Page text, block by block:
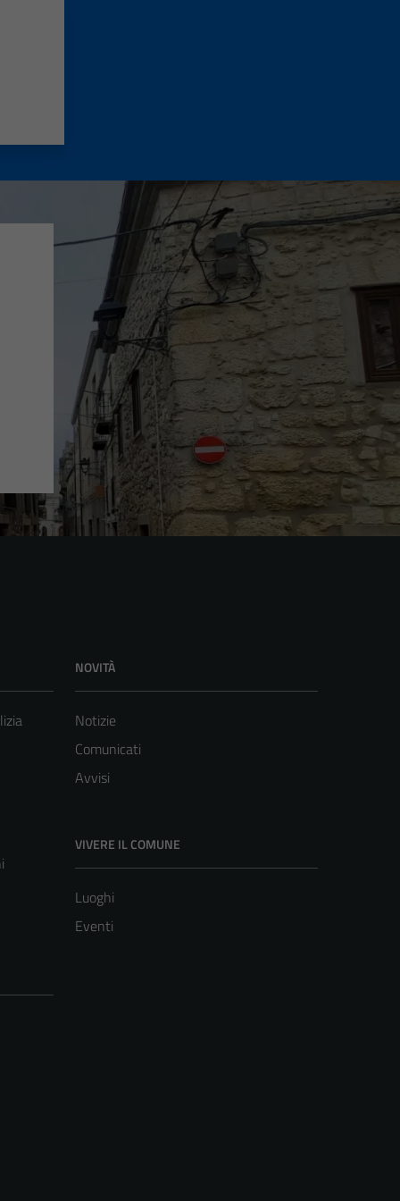
NOVITÀ
Notizie
Comunicati
Avvisi
VIVERE IL COMUNE
Luoghi
Eventi